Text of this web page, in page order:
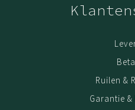
Ruilen &
Garantie